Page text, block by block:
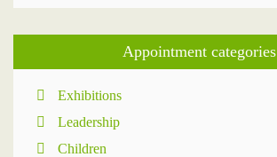
Appointment categories
Exhibitions
Leadership
Children